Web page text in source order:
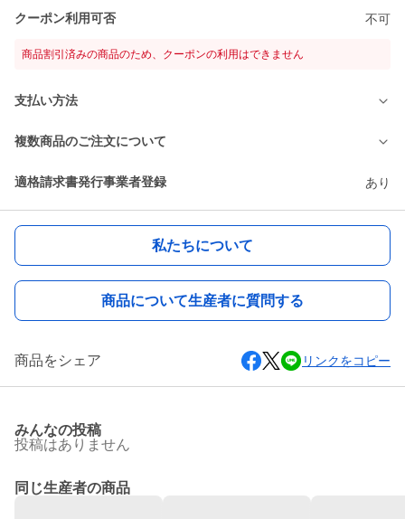
クーポン利用可否 不可
商品割引済みの商品のため、クーポンの利用はできません
支払い方法
複数商品のご注文について
適格請求書発行事業者登録 あり
私たちについて
商品について生産者に質問する
商品をシェア リンクをコピー
みんなの投稿
投稿はありません
同じ生産者の商品